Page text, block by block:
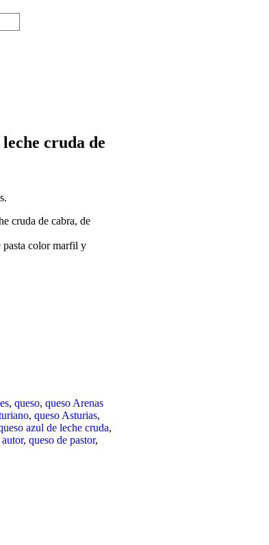
cruda de
cruda de cabra, de
pasta color marfil y
, queso, queso Arenas
, queso Asturias,
azul de leche cruda,
, queso de pastor,